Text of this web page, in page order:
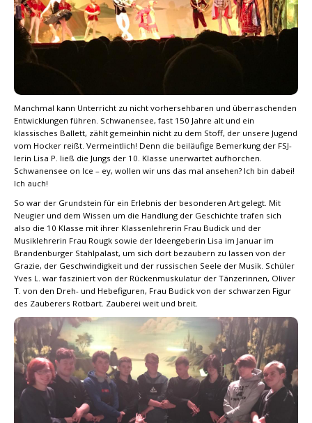
Manchmal kann Unterricht zu nicht vorhersehbaren und überraschenden
Entwicklungen führen. Schwanensee, fast 150 Jahre alt und ein
klassisches Ballett, zählt gemeinhin nicht zu dem Stoff, der unsere Jugend
vom Hocker reißt. Vermeintlich! Denn die beiläufige Bemerkung der FSJ-
lerin Lisa P. ließ die Jungs der 10. Klasse unerwartet aufhorchen.
Schwanensee on Ice – ey, wollen wir uns das mal ansehen? Ich bin dabei!
Ich auch!
So war der Grundstein für ein Erlebnis der besonderen Art gelegt. Mit
Neugier und dem Wissen um die Handlung der Geschichte trafen sich
also die 10 Klasse mit ihrer Klassenlehrerin Frau Budick und der
Musiklehrerin Frau Rougk sowie der Ideengeberin Lisa im Januar im
Brandenburger Stahlpalast, um sich dort bezaubern zu lassen von der
Grazie, der Geschwindigkeit und der russischen Seele der Musik. Schüler
Yves L. war fasziniert von der Rückenmuskulatur der Tänzerinnen, Oliver
T. von den Dreh- und Hebefiguren, Frau Budick von der schwarzen Figur
des Zauberers Rotbart. Zauberei weit und breit.